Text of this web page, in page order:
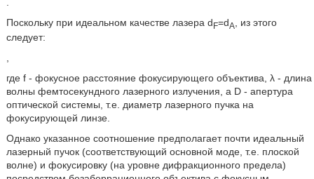
Поскольку при идеальном качестве лазера dF=dA
, из этого
следует:
,
где f - фокусное расстояние фокусирующего объектива, λ - длина
волны фемтосекундного лазерного излучения, a D - апертура
оптической системы, т.е. диаметр лазерного пучка на
фокусирующей линзе.
Однако указанное соотношение предполагает почти идеальный
лазерный пучок (соответствующий основной моде, т.е. плоской
волне) и фокусировку (на уровне дифракционного предела)